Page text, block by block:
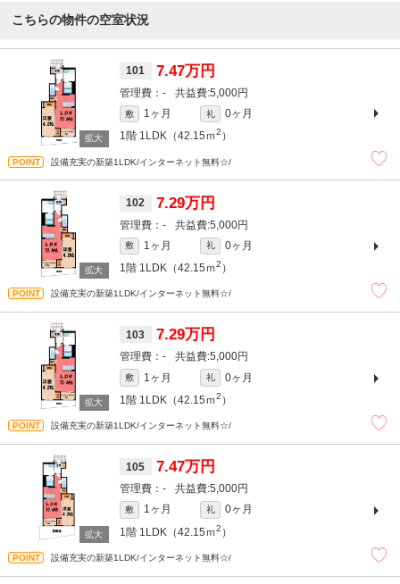
こちらの物件の空室状況
101 7.47万円
- 5,000円
敷 1ヶ月 礼
0ヶ月
1階 1LDK（42.15ｍ2 ）
設備充実の新築1LDK/インターネット無料☆/
102 7.29万円
- 5,000円
敷 1ヶ月 礼
0ヶ月
1階 1LDK（42.15ｍ2 ）
設備充実の新築1LDK/インターネット無料☆/
103 7.29万円
- 5,000円
敷 1ヶ月 礼
0ヶ月
1階 1LDK（42.15ｍ2 ）
設備充実の新築1LDK/インターネット無料☆/
105 7.47万円
- 5,000円
敷 1ヶ月 礼
0ヶ月
1階 1LDK（42.15ｍ2 ）
設備充実の新築1LDK/インターネット無料☆/